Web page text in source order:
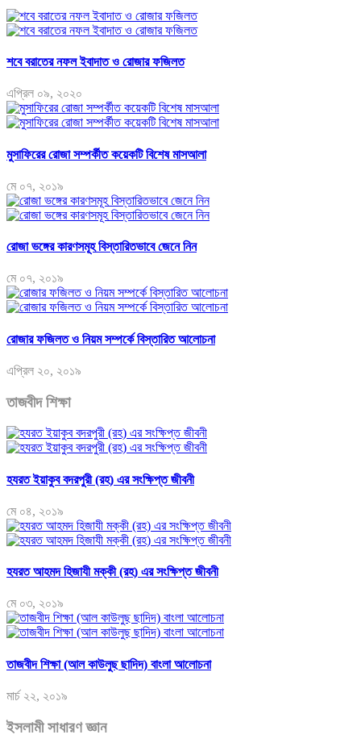
শবে বরাতের নফল ইবাদাত ও রোজার ফজিলত
এপ্রিল ০৯, ২০২০
মুসাফিরের রোজা সম্পর্কীত কয়েকটি বিশেষ মাসআলা
মে ০৭, ২০১৯
রোজা ভঙ্গের কারণসমূহ বিস্তারিতভাবে জেনে নিন
মে ০৭, ২০১৯
রোজার ফজিলত ও নিয়ম সম্পর্কে বিস্তারিত আলোচনা
এপ্রিল ২০, ২০১৯
তাজবীদ শিক্ষা
হযরত ইয়াকুব বদরপুরী (রহ) এর সংক্ষিপ্ত জীবনী
মে ০৪, ২০১৯
হযরত আহমদ হিজাযী মক্কী (রহ) এর সংক্ষিপ্ত জীবনী
মে ০৩, ২০১৯
তাজবীদ শিক্ষা (আল কাউলুছ ছাদিদ) বাংলা আলোচনা
মার্চ ২২, ২০১৯
ইসলামী সাধারণ জ্ঞান